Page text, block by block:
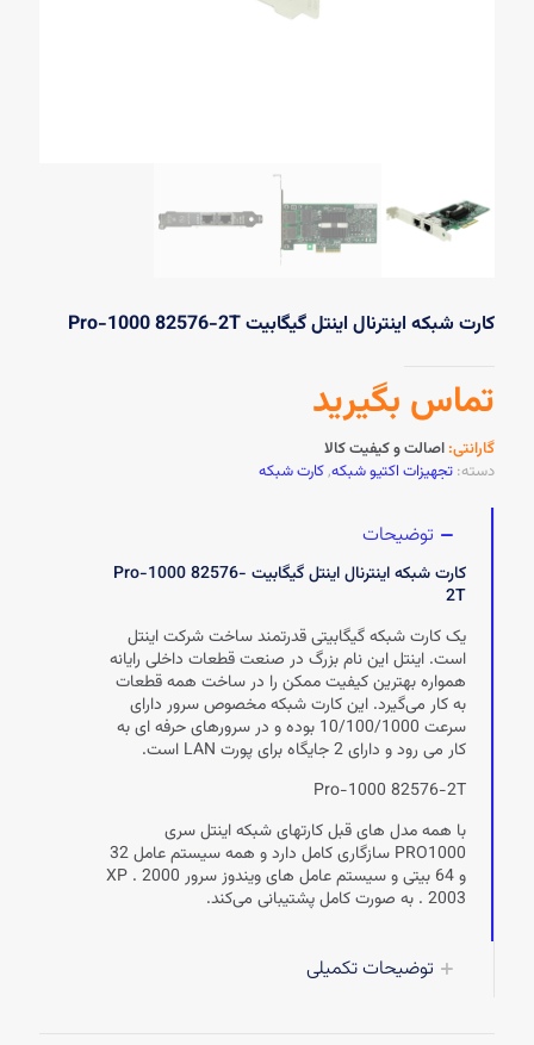
کارت شبکه اینترنال اینتل گیگابیت Pro-1000 82576-2T
تماس بگیرید
گارانتی: اصالت و کیفیت کالا
دسته: تجهیزات اکتیو شبکه,کارت شبکه
توضیحات
کارت شبکه اینترنال اینتل گیگابیت Pro-1000 82576-
2T
یک کارت شبکه گیگابیتی قدرتمند ساخت شرکت اینتل
است. اینتل این نام بزرگ در صنعت قطعات داخلی رایانه
همواره بهترین کیفیت ممکن را در ساخت همه قطعات
به کار می‌گیرد. این کارت شبکه مخصوص سرور دارای
سرعت 10/100/1000 بوده و در سرورهای حرفه ای به
کار می رود و دارای 2 جایگاه برای پورت LAN است.
Pro-1000 82576-2T
با همه مدل های قبل کارتهای شبکه اینتل سری
PRO1000 سازگاری کامل دارد و همه سیستم عامل 32
و 64 بیتی و سیستم عامل های ویندوز سرور XP . 2000
. 2003 به صورت کامل پشتیبانی می‌کند.
توضیحات تکمیلی